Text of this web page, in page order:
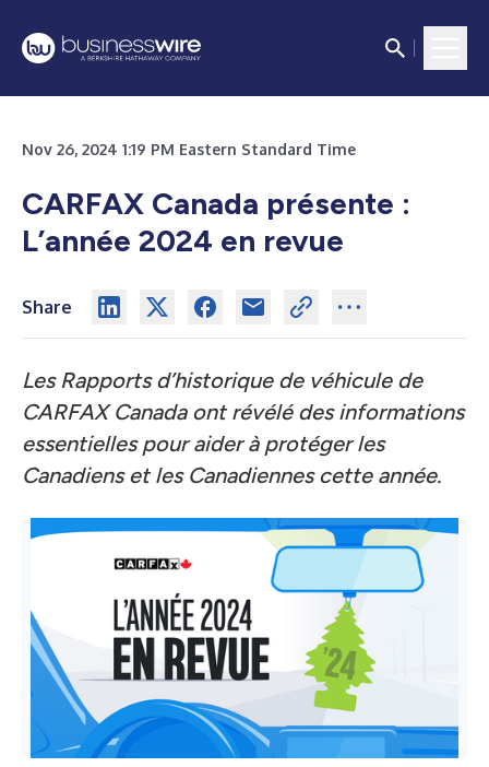
Nov 26, 2024 1:19 PM Eastern Standard Time
CARFAX Canada présente :
L’année 2024 en revue
Share
Les Rapports d’historique de véhicule de
CARFAX Canada ont révélé des informations
essentielles pour aider à protéger les
Canadiens et les Canadiennes cette année.